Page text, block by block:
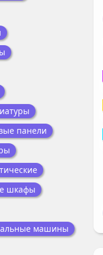
панели
шкафы
машины